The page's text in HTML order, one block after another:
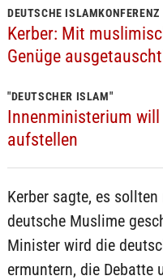
DEUTSCHE ISLAMKONFERENZ
Kerber: Mit
Genüge
"DEUTSCHER ISLAM"
Innenministerium
aufstellen
Kerber sagte, es
deutsche Muslime
Minister wird die
ermuntern, die Debatte